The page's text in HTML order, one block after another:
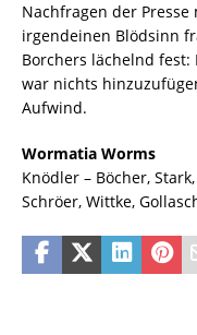
Nachfragen der Presse
irgendeinen Blödsinn
Borchers lächelnd fest:
war nichts
Aufwind.
Wormatia Worms
Knödler – Böcher,
Schröer, Wittke,